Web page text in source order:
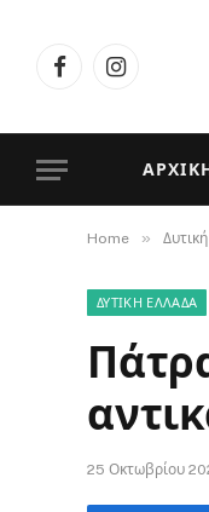
FacebookInstagram
Home »
ΔΥΤΙΚΉ ΕΛΛΆΔΑ
25 Οκτωβρίου